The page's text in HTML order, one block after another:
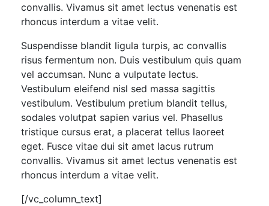
convallis. Vivamus sit amet lectus venenatis est
rhoncus interdum a vitae velit.
Suspendisse blandit ligula turpis, ac convallis
risus fermentum non. Duis vestibulum quis quam
vel accumsan. Nunc a vulputate lectus.
Vestibulum eleifend nisl sed massa sagittis
vestibulum. Vestibulum pretium blandit tellus,
sodales volutpat sapien varius vel. Phasellus
tristique cursus erat, a placerat tellus laoreet
eget. Fusce vitae dui sit amet lacus rutrum
convallis. Vivamus sit amet lectus venenatis est
rhoncus interdum a vitae velit.
[/vc_column_text]